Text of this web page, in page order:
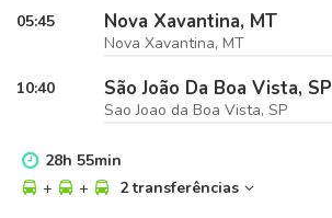
05:45 Nova Xavantina, MT
Nova Xavantina, MT
10:40 São João Da Boa Vista, SP
Sao Joao da Boa Vista, SP
28h 55min
+
+ 2 transferências